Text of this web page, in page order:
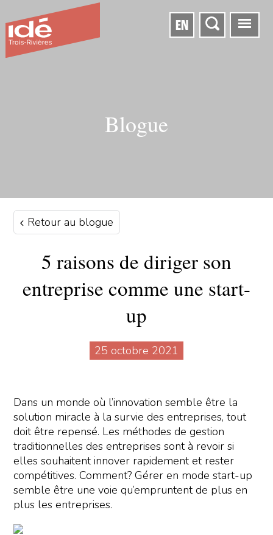
EN
Blogue
Retour au blogue
5 raisons de diriger son
entreprise comme une start-
up
25 octobre 2021
Dans un monde où l’innovation semble être la
solution miracle à la survie des entreprises, tout
doit être repensé. Les méthodes de gestion
traditionnelles des entreprises sont à revoir si
elles souhaitent innover rapidement et rester
compétitives. Comment? Gérer en mode start-up
semble être une voie qu’empruntent de plus en
plus les entreprises.